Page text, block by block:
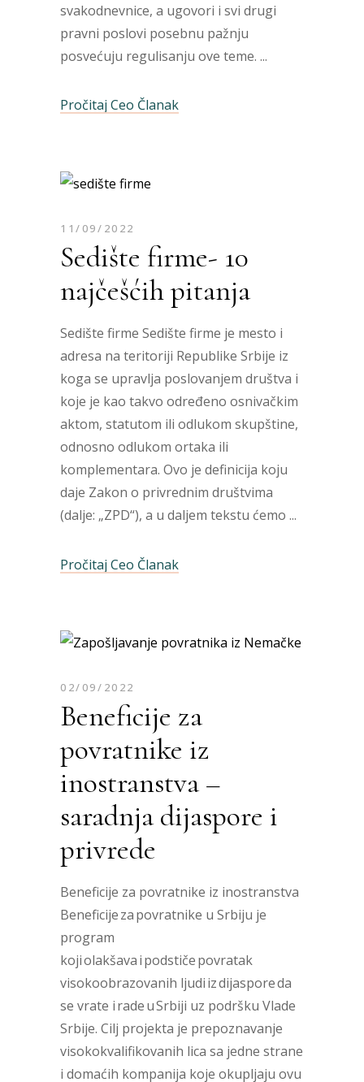
svakodnevnice, a ugovori i svi drugi
pravni poslovi posebnu pažnju
posvećuju regulisanju ove teme.
Pročitaj Ceo Članak
11/09/2022
Sedište firme- 10
najčešćih pitanja
Sedište firme Sedište firme je mesto i
adresa na teritoriji Republike Srbije iz
koga se upravlja poslovanjem društva i
koje je kao takvo određeno osnivačkim
aktom, statutom ili odlukom skupštine,
odnosno odlukom ortaka ili
komplementara. Ovo je definicija koju
daje Zakon o privrednim društvima
(dalje: „ZPD“), a u daljem tekstu ćemo
Pročitaj Ceo Članak
02/09/2022
Beneficije za
povratnike iz
inostranstva –
saradnja dijaspore i
privrede
Beneficije za povratnike iz inostranstva
Beneficije za povratnike u Srbiju je
program
koji olakšava i podstiče povratak
visokoobrazovanih ljudi iz dijaspore da
se vrate i rade u Srbiji uz podršku Vlade
Srbije. Cilj projekta je prepoznavanje
visokokvalifikovanih lica sa jedne strane
i domaćih kompanija koje okupljaju ovu